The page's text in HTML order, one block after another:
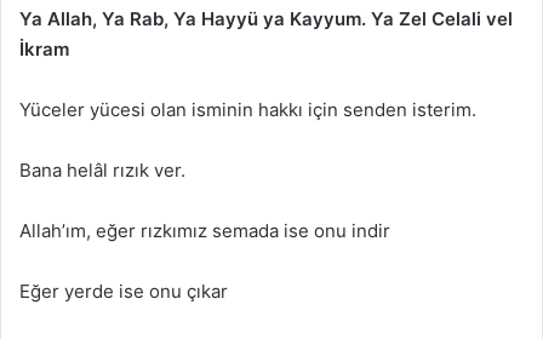
Ya Allah, Ya Rab, Ya Hayyü ya Kayyum. Ya Zel Celali vel
İkram
Yüceler yücesi olan isminin hakkı için senden isterim.
Bana helâl rızık ver.
Allah’ım, eğer rızkımız semada ise onu indir
Eğer yerde ise onu çıkar